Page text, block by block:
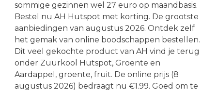
sommige gezinnen wel 27 euro op maandbasis.
Bestel nu AH Hutspot met korting. De grootste
aanbiedingen van augustus 2026. Ontdek zelf
het gemak van online boodschappen bestellen.
Dit veel gekochte product van AH vind je terug
onder Zuurkool Hutspot, Groente en
Aardappel, groente, fruit. De online prijs (8
augustus 2026) bedraagt nu €1.99. Goed om te